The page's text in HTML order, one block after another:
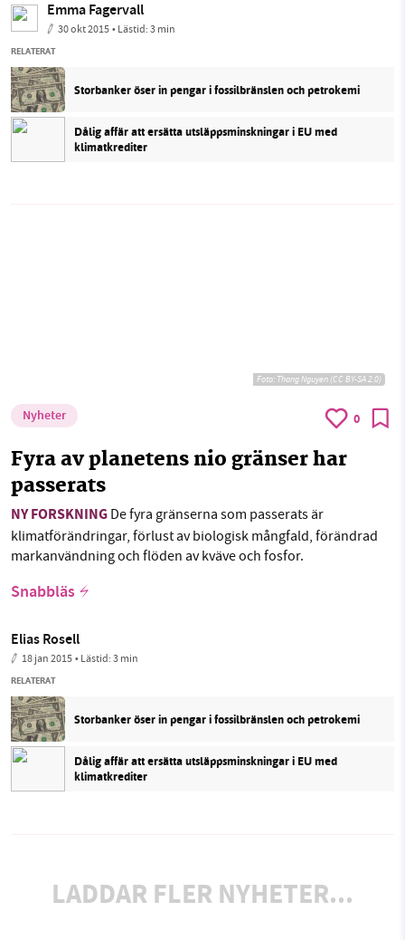
Emma Fagervall
30 okt 2015• Lästid:3 min
RELATERAT
Storbanker öser in pengar i fossilbränslen och petrokemi
Dålig affär att ersätta utsläppsminskningar i EU med
klimatkrediter
Foto: Thang Nguyen (CC BY-SA 2.0)
Nyheter 0
Fyra av planetens nio gränser har
passerats
NY FORSKNING De fyra gränserna som passerats är
klimatförändringar, förlust av biologisk mångfald, förändrad
markanvändning och flöden av kväve och fosfor.
Snabbläs
Elias Rosell
18 jan 2015• Lästid:3 min
RELATERAT
Storbanker öser in pengar i fossilbränslen och petrokemi
Dålig affär att ersätta utsläppsminskningar i EU med
klimatkrediter
LADDAR FLER NYHETER...